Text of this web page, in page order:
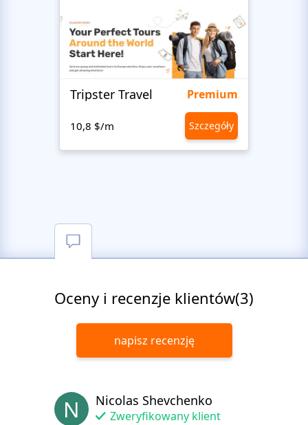
Tripster Travel Premium
10,8 $/m Szczegóły
Oceny i recenzje klientów(3)
napisz recenzję
N Nicolas Shevchenko
Zweryfikowany klient